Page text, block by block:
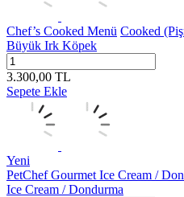
Chef’s Cooked Menü Cooked
Büyük Irk Köpek
3.300,00 TL
Sepete Ekle
Yeni
PetChef Gourmet Ice Cream /
Ice Cream / Dondurma